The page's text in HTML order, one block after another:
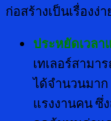
ก่อสร้างเป็นเรื่อง
ประหยัดเวลา
เทเลอร์สามา
ได้จำนวนมา
แรงงานคน ซึ่